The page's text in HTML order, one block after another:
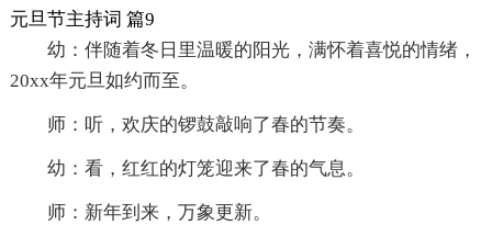
元旦节主持词 篇9
幼：伴随着冬日里温暖的阳光，满怀着喜悦的情绪，
20xx年元旦如约而至。
师：听，欢庆的锣鼓敲响了春的节奏。
幼：看，红红的灯笼迎来了春的气息。
师：新年到来，万象更新。